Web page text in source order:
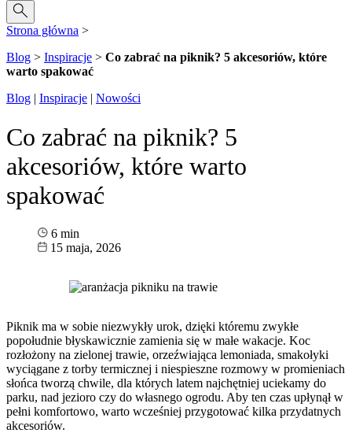
Strona główna >
Blog > Inspiracje > Co zabrać na piknik? 5 akcesoriów, które
warto spakować
Blog | Inspiracje | Nowości
Co zabrać na piknik? 5
akcesoriów, które warto
spakować
6 min
15 maja, 2026
Piknik ma w sobie niezwykły urok, dzięki któremu zwykłe
popołudnie błyskawicznie zamienia się w małe wakacje. Koc
rozłożony na zielonej trawie, orzeźwiająca lemoniada, smakołyki
wyciągane z torby termicznej i niespieszne rozmowy w promieniach
słońca tworzą chwile, dla których latem najchętniej uciekamy do
parku, nad jezioro czy do własnego ogrodu. Aby ten czas upłynął w
pełni komfortowo, warto wcześniej przygotować kilka przydatnych
akcesoriów.